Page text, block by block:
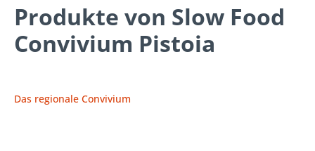
Produkte von Slow Food
Convivium Pistoia
Das regionale Convivium